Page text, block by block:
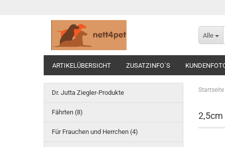
Alle
ARTIKELÜBERSICHT ZUSATZINFO´S
Startseite
2,5cm
Dr. Jutta Ziegler-Produkte
Fährten (8)
Für Frauchen und Herrchen (4)